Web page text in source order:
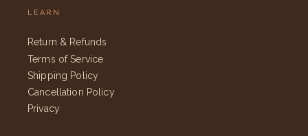
LEARN
Return & Refunds
Terms of Service
Shipping Policy
Cancellation Policy
Privacy